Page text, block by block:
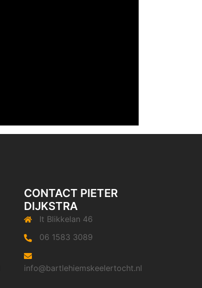
CONTACT PIETER
DIJKSTRA
It Blikkelan 46
06 1583 3089
info@bartlehiemskeelertocht.nl